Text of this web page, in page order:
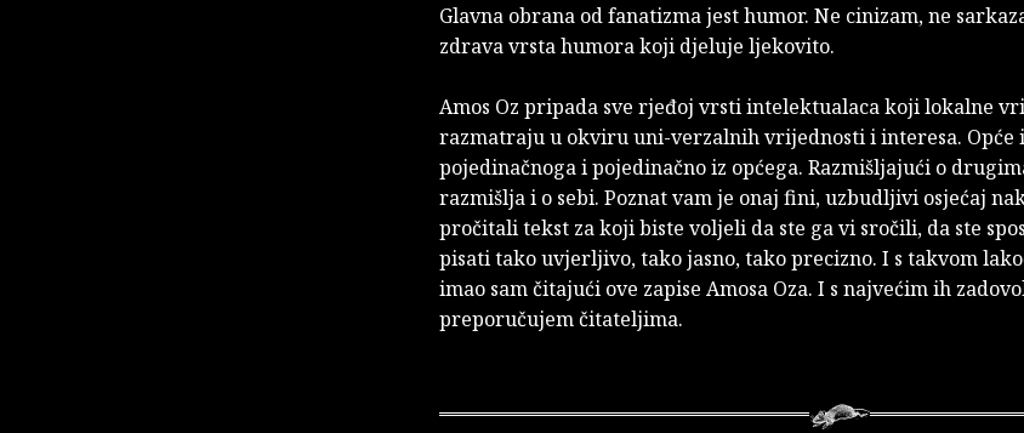
Glavna obrana od fanatizma jest humor. Ne cinizam, ne
zdrava vrsta humora koji djeluje ljekovito.
Amos Oz pripada sve rjeđoj vrsti intelektualaca koji lokalne
razmatraju u okviru uni-verzalnih vrijednosti i interesa. Opće
pojedinačnoga i pojedinačno iz općega. Razmišljajući o
razmišlja i o sebi. Poznat vam je onaj fini, uzbudljivi osjećaj
pročitali tekst za koji biste voljeli da ste ga vi sročili, da ste
pisati tako uvjerljivo, tako jasno, tako precizno. I s takvom
imao sam čitajući ove zapise Amosa Oza. I s najvećim ih
preporučujem čitateljima.